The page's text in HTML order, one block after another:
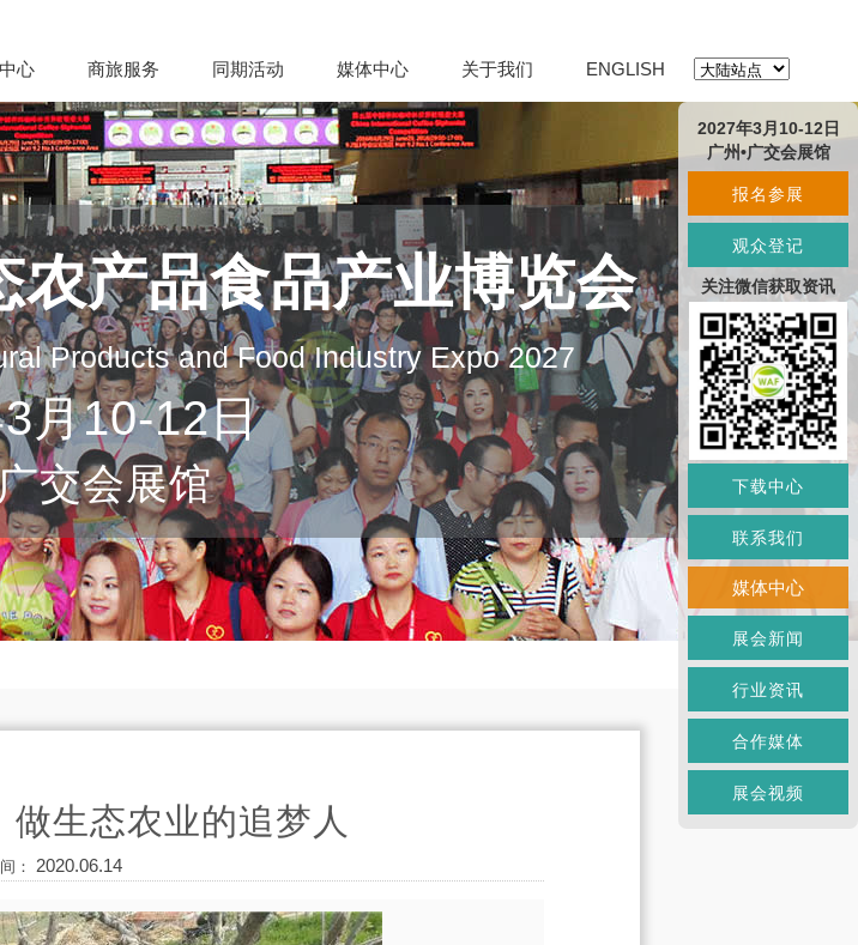
心 商旅服务 同期活动 媒体中心 关于我们 ENGLISH
产品食品产业博览会
Products and Food Industry Expo 2027
月10-12日
交会展馆
生态农业的追梦人
： 2020.06.14
2027年3月10-12日
广州•广交会展馆
报名参展
观众登记
关注微信获取资讯
下载中心
联系我们
媒体中心
展会新闻
行业资讯
合作媒体
展会视频